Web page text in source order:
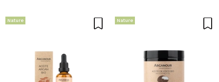
Nature Nature